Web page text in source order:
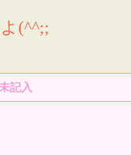
(^^;;
未記入